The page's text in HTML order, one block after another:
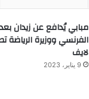
مبابي يُدافع عن زيدان
الفرنسي ووزيرة الرياضة
لايف
9 يناير، 2023